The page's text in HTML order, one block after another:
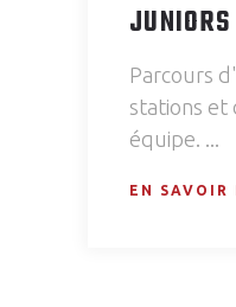
JUNIORS
Parcours
stations et
équipe.
EN SAVOIR